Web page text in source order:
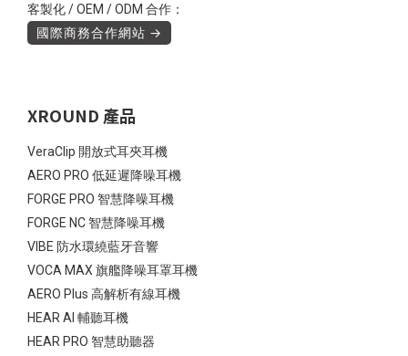
客製化 / OEM / ODM 合作：
國際商務合作網站 →
XROUND 產品
VeraClip 開放式耳夾耳機
AERO PRO 低延遲降噪耳機
FORGE PRO 智慧降噪耳機
FORGE NC 智慧降噪耳機
VIBE 防水環繞藍牙音響
VOCA MAX 旗艦降噪耳罩耳機
AERO Plus 高解析有線耳機
HEAR AI 輔聽耳機
HEAR PRO 智慧助聽器